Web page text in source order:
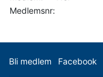
Medlemsnr:
Bli medlem Facebook